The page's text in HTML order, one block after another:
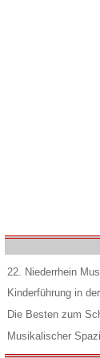
22. Niederrhein
Kinderführung in
Die Besten zum
Musikalischer